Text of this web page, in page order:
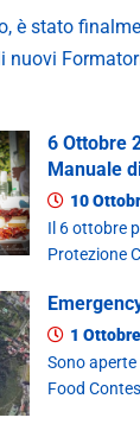
è stato
nuovi
6 Ottobre
Manuale
10
Il 6 ottobre
Protezione
1
Sono
Food